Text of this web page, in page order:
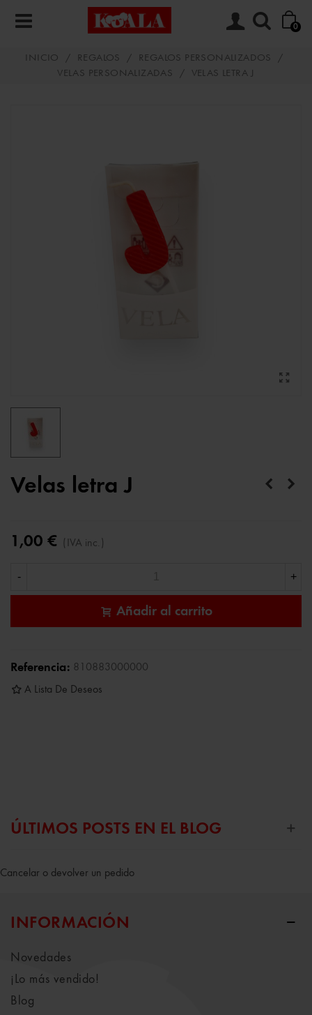
0
INICIO / REGALOS / REGALOS PERSONALIZADOS
/
VELAS PERSONALIZADAS
/ VELAS LETRA J
Velas letra J
1,00 € (IVA inc.)
- +
Añadir al carrito
Referencia: 810883000000
A Lista De Deseos
ÚLTIMOS POSTS EN EL BLOG
Cancelar o devolver un pedido
INFORMACIÓN
Novedades
¡Lo más vendido!
Blog